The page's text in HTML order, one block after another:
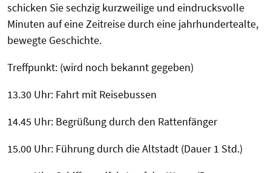
schicken Sie sechzig kurzweilige und eindrucksvolle
Minuten auf eine Zeitreise durch eine jahrhundertealte,
bewegte Geschichte.
Treffpunkt: (wird noch bekannt gegeben)
13.30 Uhr: Fahrt mit Reisebussen
14.45 Uhr: Begrüßung durch den Rattenfänger
15.00 Uhr: Führung durch die Altstadt (Dauer 1 Std.)